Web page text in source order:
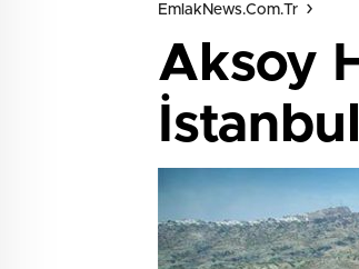
EmlakNews.com.tr
Aksoy